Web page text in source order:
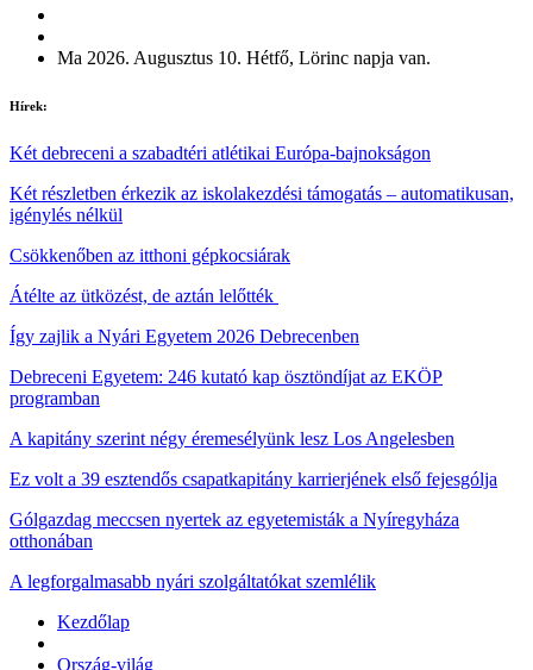
Ma 2026. Augusztus 10. Hétfő, Lörinc napja van.
Hírek:
Két debreceni a szabadtéri atlétikai Európa-bajnokságon
Két részletben érkezik az iskolakezdési támogatás – automatikusan,
igénylés nélkül
Csökkenőben az itthoni gépkocsiárak
Átélte az ütközést, de aztán lelőtték
Így zajlik a Nyári Egyetem 2026 Debrecenben
Debreceni Egyetem: 246 kutató kap ösztöndíjat az EKÖP
programban
A kapitány szerint négy éremesélyünk lesz Los Angelesben
Ez volt a 39 esztendős csapatkapitány karrierjének első fejesgólja
Gólgazdag meccsen nyertek az egyetemisták a Nyíregyháza
otthonában
A legforgalmasabb nyári szolgáltatókat szemlélik
Kezdőlap
Ország-világ